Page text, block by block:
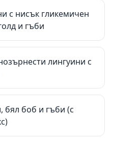
с нисък гликемичен
и гъби
лингуини с
бял боб и гъби (с